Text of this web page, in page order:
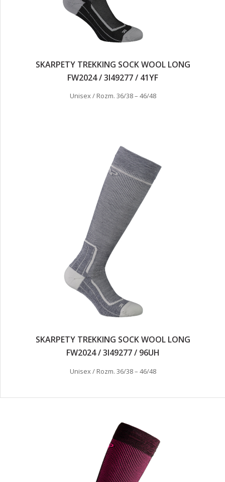
SKARPETY TREKKING SOCK WOOL LONG
FW2024 / 3I49277 / 41YF
Unisex / Rozm. 36/38 – 46/48
SKARPETY TREKKING SOCK WOOL LONG
FW2024 / 3I49277 / 96UH
Unisex / Rozm. 36/38 – 46/48